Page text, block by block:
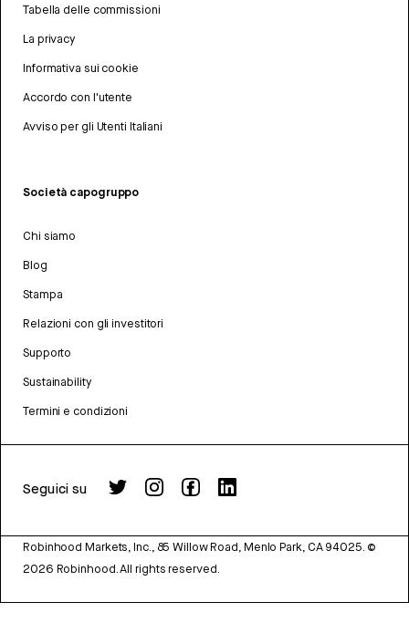
Tabella delle commissioni
La privacy
Informativa sui cookie
Accordo con l'utente
Avviso per gli Utenti Italiani
Società capogruppo
Chi siamo
Blog
Stampa
Relazioni con gli investitori
Supporto
Sustainability
Termini e condizioni
Seguici su
Robinhood Markets, Inc., 85 Willow Road, Menlo Park, CA 94025. ©
2026 Robinhood. All rights reserved.